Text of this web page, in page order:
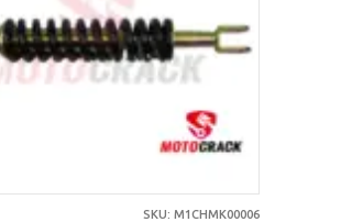
AÑADIR AL CARRITO
SKU: M1CHMK00006